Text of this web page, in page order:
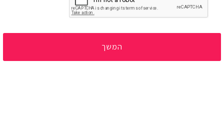
המשך